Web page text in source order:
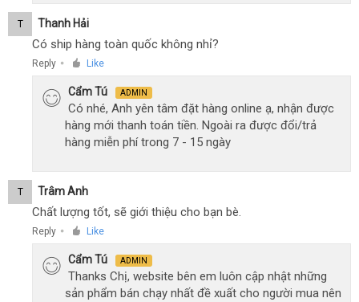
T Thanh Hải
Có ship hàng toàn quốc không nhỉ?
Reply ● Like
Cẩm Tú ADMIN
Có nhé, Anh yên tâm đặt hàng online ạ, nhận được
hàng mới thanh toán tiền. Ngoài ra được đổi/trả
hàng miễn phí trong 7 - 15 ngày
T Trâm Anh
Chất lượng tốt, sẽ giới thiệu cho bạn bè.
Reply ● Like
Cẩm Tú ADMIN
Thanks Chị, website bên em luôn cập nhật những
sản phẩm bán chạy nhất đề xuất cho người mua nên